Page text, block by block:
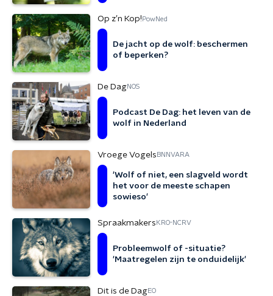
Op z’n Kop! PowNed
De jacht op de wolf: beschermen
of beperken?
De DagNOS
Podcast De Dag: het leven van de
wolf in Nederland
Vroege Vogels BNNVARA
'Wolf of niet, een slagveld wordt
het voor de meeste schapen
sowieso'
Spraakmakers KRO-NCRV
Probleemwolf of -situatie?
'Maatregelen zijn te onduidelijk'
Dit is de DagEO